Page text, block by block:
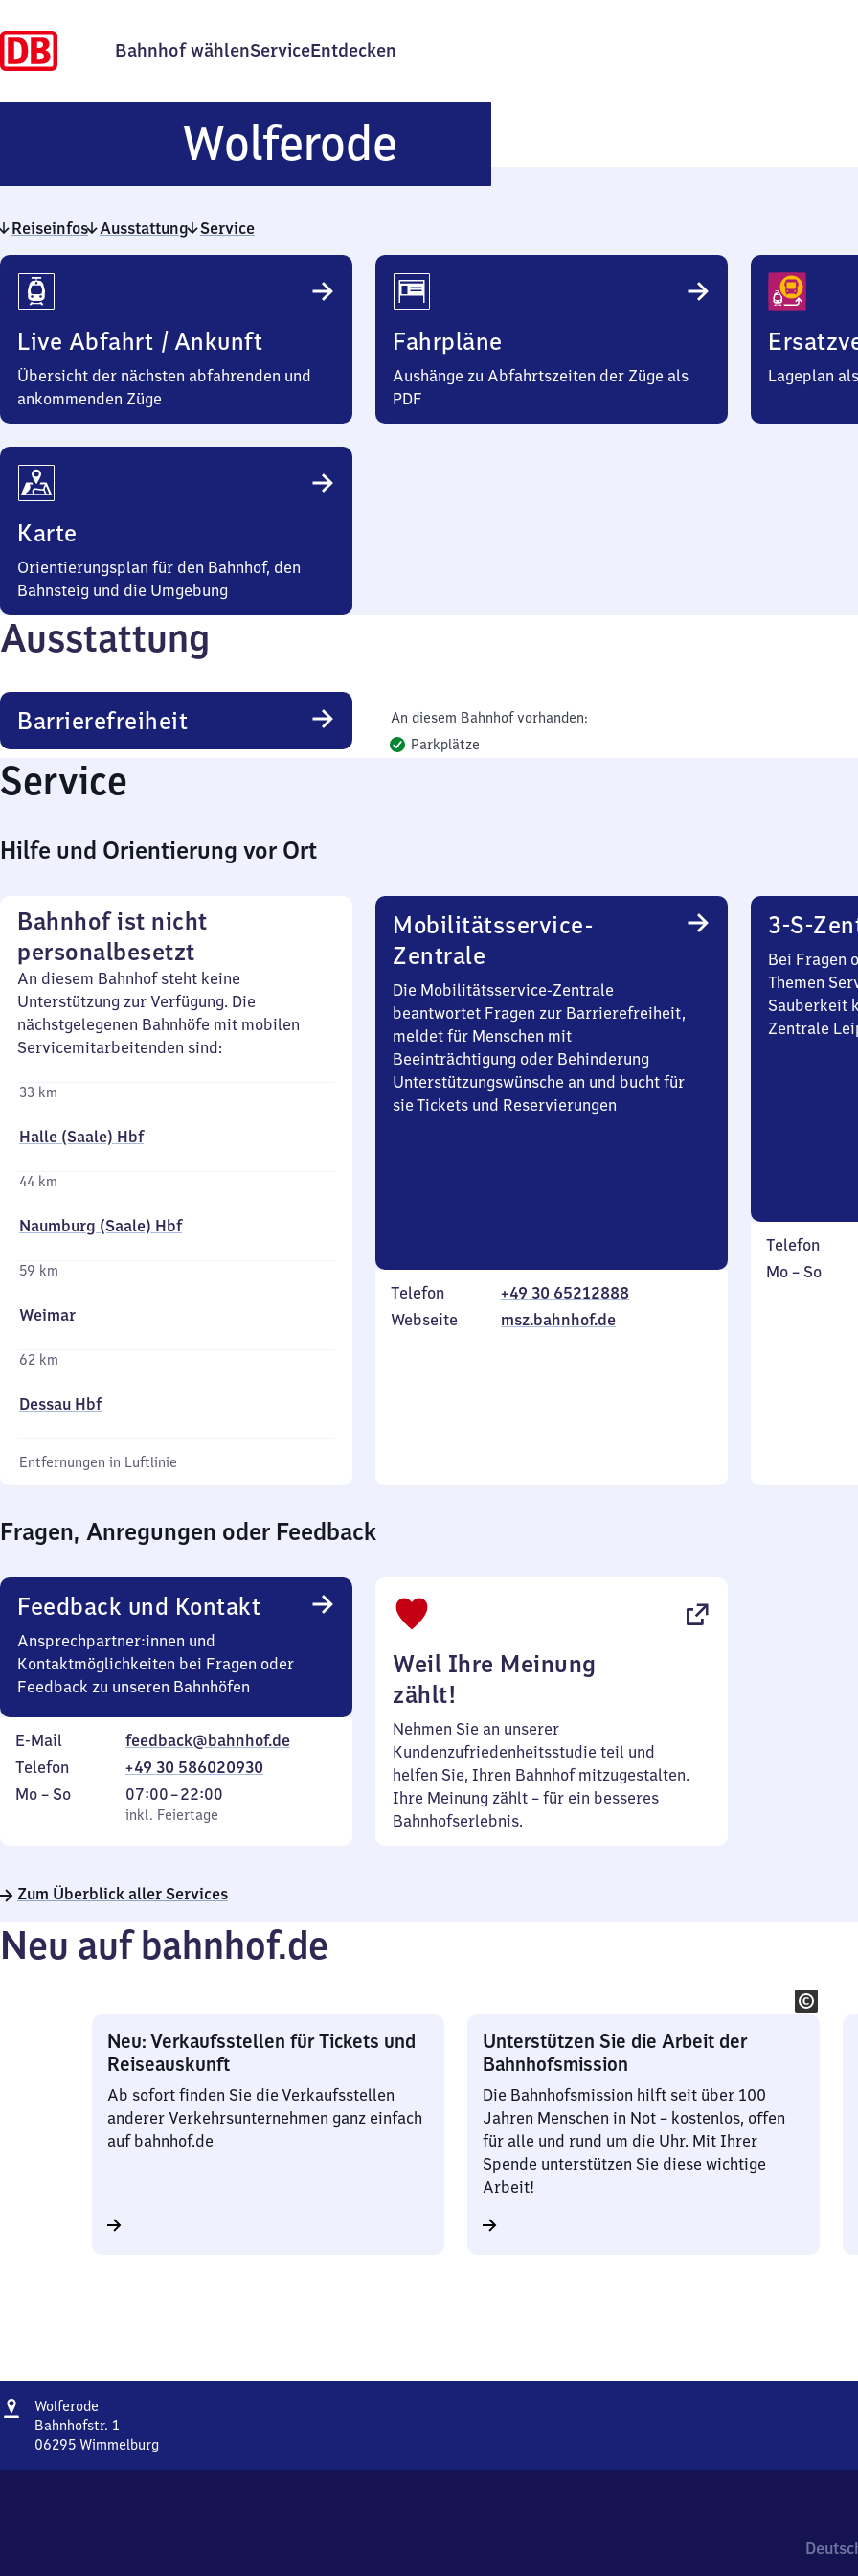
Bahnhof wählenServiceEntdecken
Wolferode
Reiseinfos Ausstattung Service
Reiseinfos
Live Abfahrt / Ankunft
Übersicht der nächsten abfahrenden und
ankommenden Züge
Fahrpläne
Aushänge zu Abfahrtszeiten der Züge als
PDF
Lageplan
Karte
Orientierungsplan für den Bahnhof, den
Bahnsteig und die Umgebung
Ausstattung
Barrierefreiheit
An diesem Bahnhof vorhanden:
Parkplätze
Service
Hilfe und Orientierung vor Ort
Bahnhof ist nicht
personalbesetzt
An diesem Bahnhof steht keine
Unterstützung zur Verfügung. Die
nächstgelegenen Bahnhöfe mit mobilen
Servicemitarbeitenden sind:
33 km
Halle (Saale) Hbf
44 km
Naumburg (Saale) Hbf
59 km
Weimar
62 km
Dessau Hbf
Entfernungen in Luftlinie
Mobilitätsservice-
Zentrale
Die Mobilitätsservice-Zentrale
beantwortet Fragen zur Barrierefreiheit,
meldet für Menschen mit
Beeinträchtigung oder Behinderung
Unterstützungswünsche an und bucht für
sie Tickets und Reservierungen
Telefon
+49 30 65212888
Webseite
msz.bahnhof.de
3-S-
Bei Fragen
Themen
Sauberkeit
Zentrale
Telefon
Montag
Mo – So,
Fragen, Anregungen oder Feedback
Feedback und Kontakt
Ansprechpartner:innen und
Kontaktmöglichkeiten bei Fragen oder
Feedback zu unseren Bahnhöfen
E-Mail
feedback@bahnhof.de
Telefon
+49 30 586020930
Montag
Mo – So,
inkl. Feiertage
07:00–22:00
Von
7
22
inkl. Feiertage
Weil Ihre Meinung
zählt!
Nehmen Sie an unserer
Kundenzufriedenheitsstudie teil und
helfen Sie, Ihren Bahnhof mitzugestalten.
Ihre Meinung zählt – für ein besseres
Bahnhofserlebnis.
Zum Überblick aller Services
Neu auf bahnhof.de
Neu: Verkaufsstellen für Tickets und
Reiseauskunft
Ab sofort finden Sie die Verkaufsstellen
anderer Verkehrsunternehmen ganz einfach
auf bahnhof.de
Unterstützen Sie die Arbeit der
Bahnhofsmission
Die Bahnhofsmission hilft seit über 100
Jahren Menschen in Not – kostenlos, offen
für alle und rund um die Uhr. Mit Ihrer
Spende unterstützen Sie diese wichtige
Arbeit!
Adresse
Wolferode
Bahnhofstr. 1
06295 Wimmelburg